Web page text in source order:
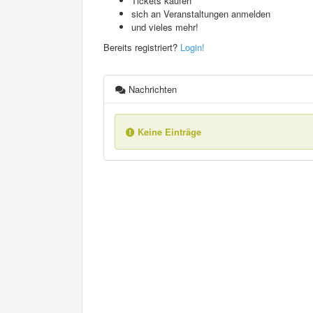
sich an Veranstaltungen anmelden
und vieles mehr!
Bereits registriert? Login!
Nachrichten
Keine Einträge